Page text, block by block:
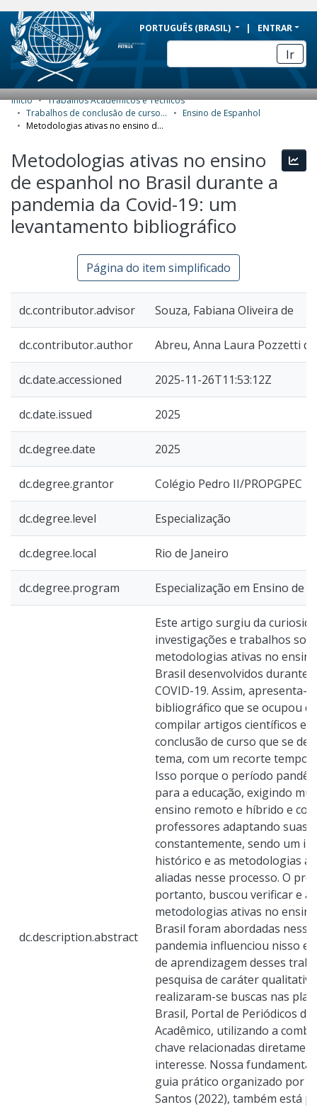
BRAZIL
Simplifique!
Comunica BR
Participe
Acesso à informação
Canais
PORTUGUÊS (BRASIL) ENTRAR
Ir
COMUNIDADES E COLEÇÕES
ESTATÍSTICAS
SOBRE
Início
Trabalhos Acadêmicos e Técnicos
Trabalhos de conclusão de curso de Especialização
Ensino de Espanhol
Metodologias ativas no ensino de espanhol no Brasil durante a pandemia da Covid-19: um levantamento bibliográfico
Metodologias ativas no ensino
de espanhol no Brasil durante a
pandemia da Covid-19: um
levantamento bibliográfico
Página do item simplificado
dc.contributor.advisor Souza, Fabiana Oliveira de
dc.contributor.author Abreu, Anna Laura Pozzetti de
dc.date.accessioned 2025-11-26T11:53:12Z
dc.date.issued 2025
dc.degree.date 2025
dc.degree.grantor Colégio Pedro II/PROPGPEC
dc.degree.level Especialização
dc.degree.local Rio de Janeiro
dc.degree.program Especialização em Ensino de
dc.description.abstract
Este artigo surgiu da
investigações e trabalhos
metodologias ativas no
Brasil desenvolvidos durante
COVID-19. Assim, apresenta-
bibliográfico que se ocupou
compilar artigos científicos e
conclusão de curso que se
tema, com um recorte
Isso porque o período
para a educação, exigindo
ensino remoto e híbrido e
professores adaptando suas
constantemente, sendo um
histórico e as metodologias
aliadas nesse processo. O
portanto, buscou verificar e
metodologias ativas no
Brasil foram abordadas
pandemia influenciou nisso e
de aprendizagem desses
pesquisa de caráter
realizaram-se buscas nas
Brasil, Portal de Periódicos da
Acadêmico, utilizando a
chave relacionadas
interesse. Nossa
guia prático organizado por
Santos (2022), também está